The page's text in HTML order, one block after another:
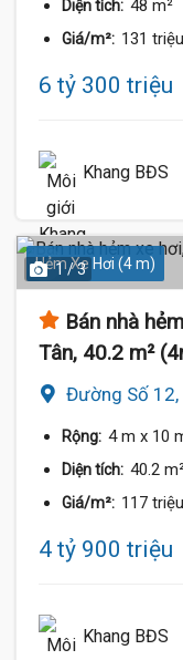
Diện tích: 48 m²
Giá/m²: 131
6 tỷ 300 triệu
Khang BĐS
Hẻm Xe Hơi (4 m)
1 / 3
Bán nhà
Tân, 40.2 m²
Đường Số 12,
Rộng: 4 m x 10
Diện tích: 40.2
Giá/m²: 117
4 tỷ 900 triệu
Khang BĐS